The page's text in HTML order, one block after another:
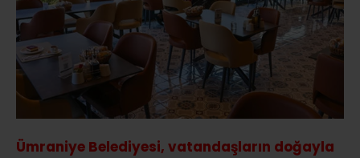
Ümraniye Belediyesi, vatandaşların doğayla